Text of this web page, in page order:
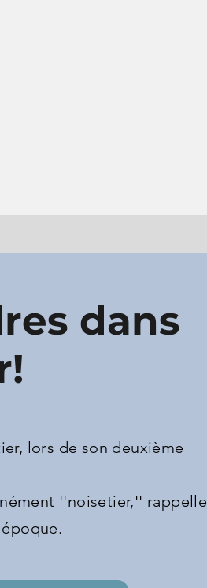
dans
lors de son deuxième
''noisetier,'' rappelle